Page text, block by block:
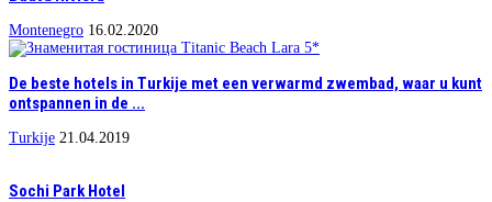
Montenegro 16.02.2020
De beste hotels in Turkije met een verwarmd zwembad, waar u kunt
ontspannen in de ...
Turkije 21.04.2019
Sochi Park Hotel